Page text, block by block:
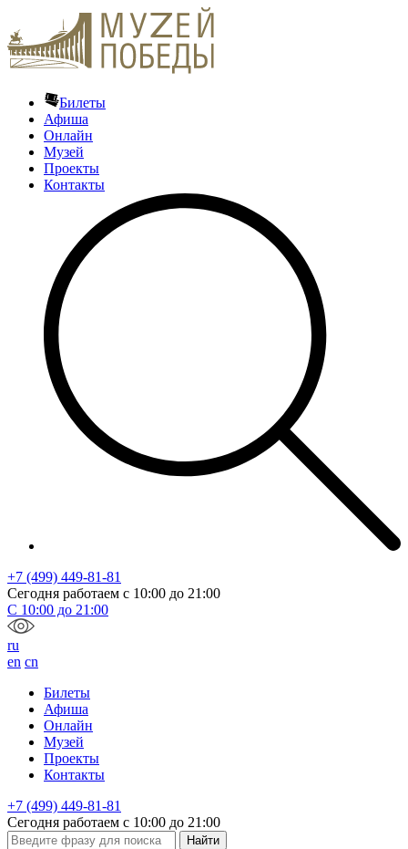
Билеты
Афиша
Онлайн
Музей
Проекты
Контакты
+7 (499) 449-81-81
Сегодня работаем с 10:00 до 21:00
С 10:00 до 21:00
ru
en cn
Билеты
Афиша
Онлайн
Музей
Проекты
Контакты
+7 (499) 449-81-81
Сегодня работаем с 10:00 до 21:00